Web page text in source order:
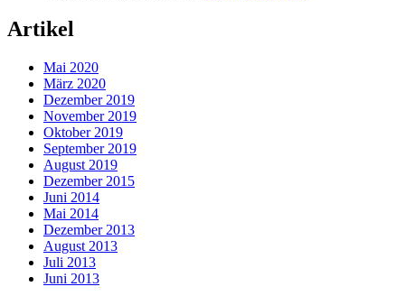
Artikel
Mai 2020
März 2020
Dezember 2019
November 2019
Oktober 2019
September 2019
August 2019
Dezember 2015
Juni 2014
Mai 2014
Dezember 2013
August 2013
Juli 2013
Juni 2013